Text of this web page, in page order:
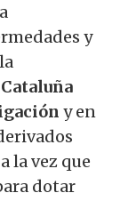
y
Cataluña
y en
la vez que
dotar